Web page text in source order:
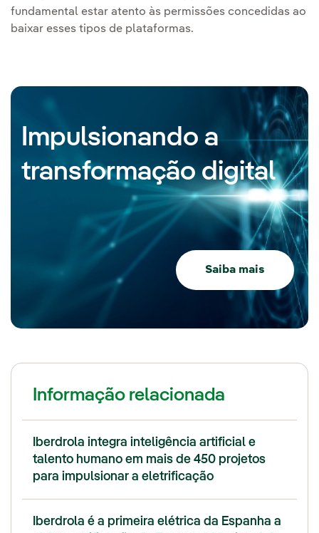
fundamental estar atento às permissões concedidas ao
baixar esses tipos de plataformas.
Impulsionando a
transformação digital
Saiba mais
Informação relacionada
Iberdrola integra inteligência artificial e
talento humano em mais de 450 projetos
para impulsionar a eletrificação
Iberdrola é a primeira elétrica da Espanha a